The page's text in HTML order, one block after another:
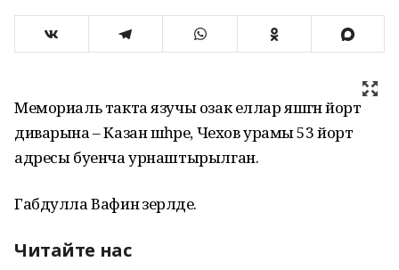
Мемориаль такта язучы озак еллар яшәгән йорт
диварына – Казан шәһәре, Чехов урамы 53 йорт
адресы буенча урнаштырылган.
Габдулла Вафин әзерләде.
Читайте нас